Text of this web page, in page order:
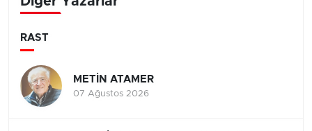
RAST
METİN ATAMER
07 Ağustos 2026